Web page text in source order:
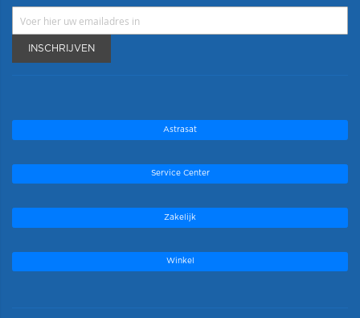
INSCHRIJVEN
Astrasat
Service Center
Zakelijk
Winkel